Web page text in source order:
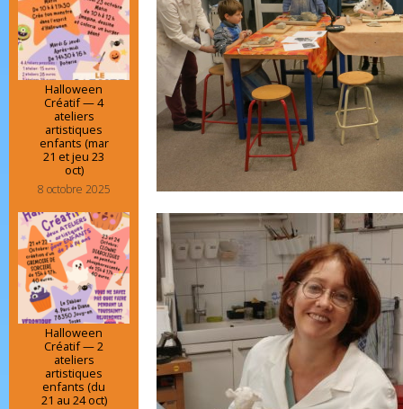
Halloween
Créatif — 4
ateliers
artistiques
enfants (mar
21 et jeu 23
oct)
8 octobre 2025
Halloween
Créatif — 2
ateliers
artistiques
enfants (du
21 au 24 oct)